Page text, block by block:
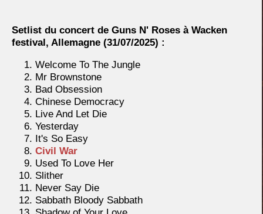
Setlist du concert de Guns N' Roses à Wacken
festival, Allemagne (31/07/2025) :
Welcome To The Jungle
Mr Brownstone
Bad Obsession
Chinese Democracy
Live And Let Die
Yesterday
It's So Easy
Civil War
Used To Love Her
Slither
Never Say Die
Sabbath Bloody Sabbath